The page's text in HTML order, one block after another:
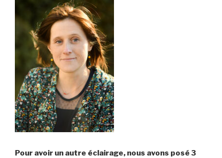
Pour avoir un autre éclairage, nous avons posé 3